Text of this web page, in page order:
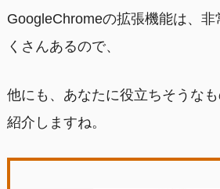
GoogleChromeの拡張機能は、
くさんあるので、
他にも、あなたに役立ちそうな
紹介しますね。